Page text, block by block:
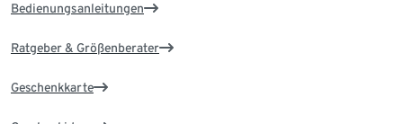
Bedienungsanleitungen
Ratgeber & Größenberater
Geschenkkarte